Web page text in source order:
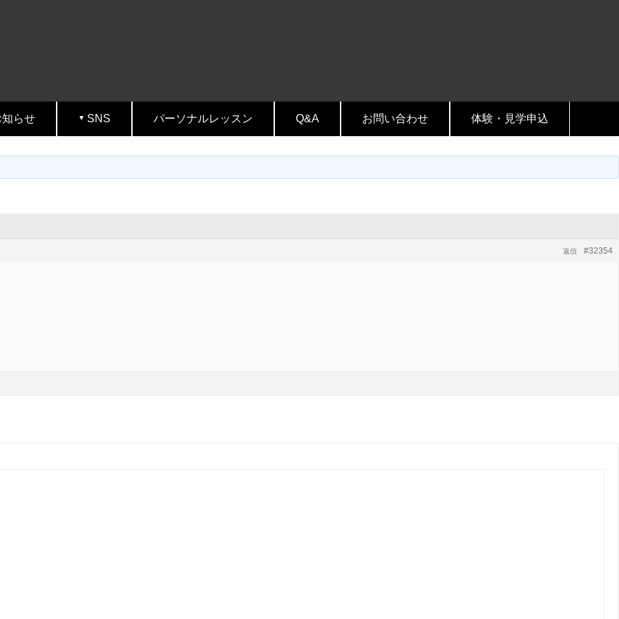
らせ SNS パーソナルレッスン Q&A お問い合わせ 体験・見学申込
#32354
返信